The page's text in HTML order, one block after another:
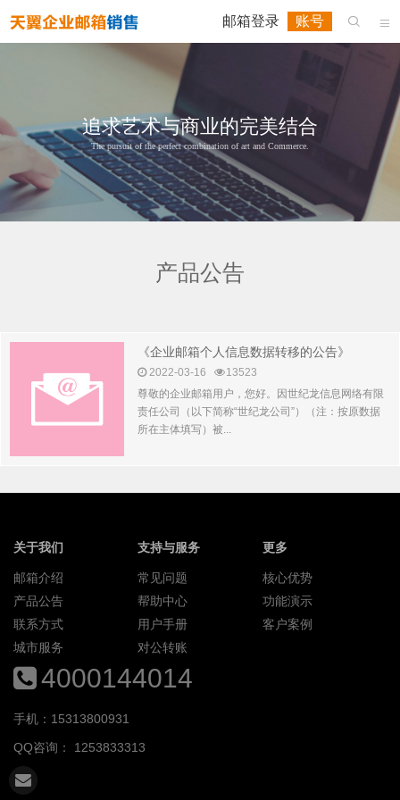

邮箱登录 账号 
追求艺术与商业的完美结合
The pursuit of the perfect combination of art and Commerce.
产品公告
《企业邮箱个人信息数据转移的公告》
2022-03-16
13523
尊敬的企业邮箱用户，您好。因世纪龙信息网络有限
责任公司（以下简称“世纪龙公司”）（注：按原数据
所在主体填写）被...
关于我们
邮箱介绍
产品公告
联系方式
城市服务
支持与服务
常见问题
帮助中心
用户手册
对公转账
更多
核心优势
功能演示
客户案例
4000144014
手机：15313800931
QQ咨询： 1253833313